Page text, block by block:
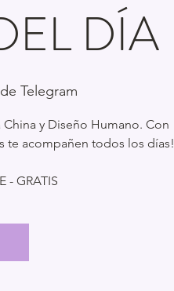
DÍA
Telegram
y Diseño Humano. Con
te acompañen todos los días!
- GRATIS